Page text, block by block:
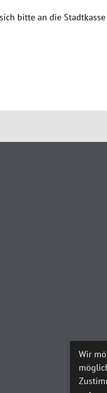
bitte an die Stadtkasse
Wir